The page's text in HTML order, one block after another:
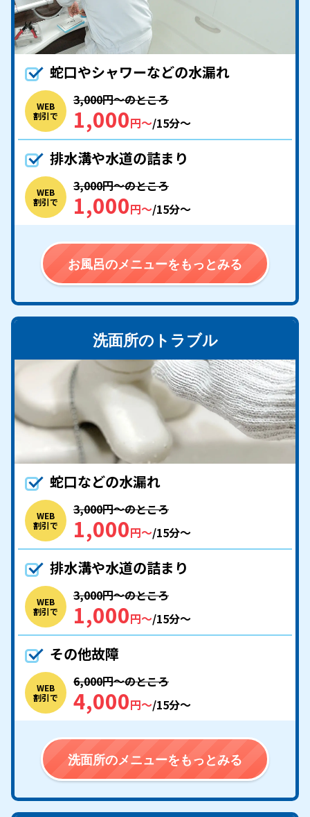
蛇口やシャワーなどの水漏れ
WEB
割引で
3,000円〜のところ
1,000円〜/15分〜
排水溝や水道の詰まり
WEB
割引で
3,000円〜のところ
1,000円〜/15分〜
お風呂のメニューをもっとみる
洗面所のトラブル
蛇口などの水漏れ
WEB
割引で
3,000円〜のところ
1,000円〜/15分〜
排水溝や水道の詰まり
WEB
割引で
3,000円〜のところ
1,000円〜/15分〜
その他故障
WEB
割引で
6,000円〜のところ
4,000円〜/15分〜
洗面所のメニューをもっとみる